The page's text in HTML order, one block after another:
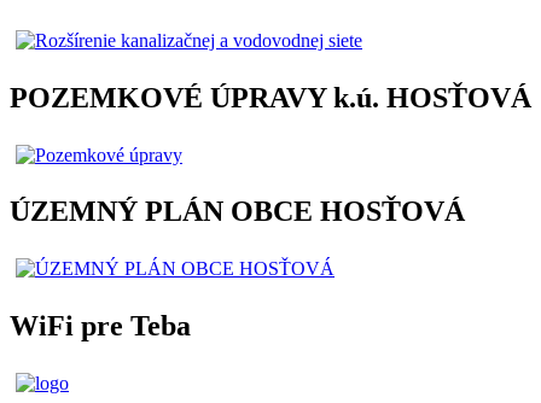
POZEMKOVÉ ÚPRAVY k.ú. HOSŤOVÁ
ÚZEMNÝ PLÁN OBCE HOSŤOVÁ
WiFi pre Teba